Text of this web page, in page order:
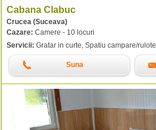
Cabana Clabuc
Crucea (Suceava)
Cazare: Camere - 10 locuri
Servicii: Gratar in curte, Spatiu campare/rulote
Suna